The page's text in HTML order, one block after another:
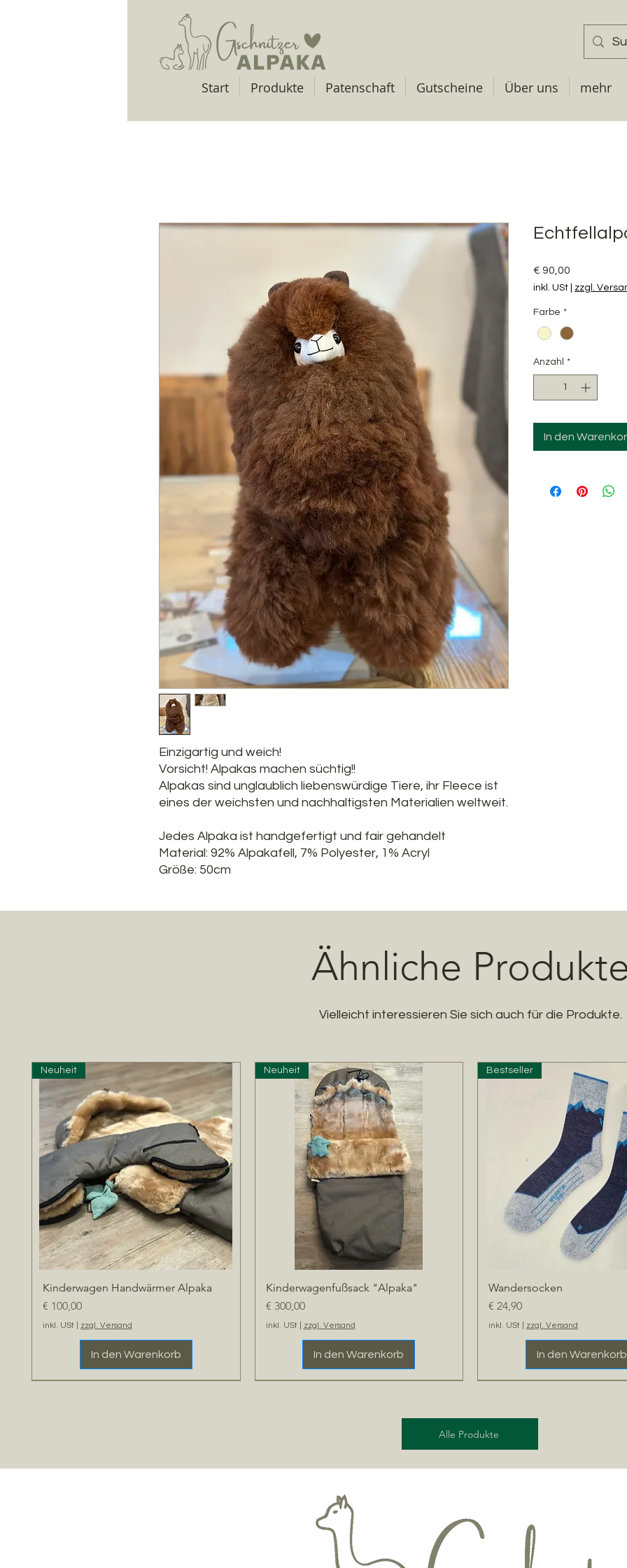
Start Produkte Patenschaft Gutscheine Über uns mehr
Einzigartig und weich!
Vorsicht! Alpakas machen süchtig!!
Alpakas sind unglaublich liebenswürdige Tiere, ihr Fleece ist
eines der weichsten und nachhaltigsten Materialien weltweit.
Jedes Alpaka ist handgefertigt und fair gehandelt
Material: 92% Alpakafell, 7% Polyester, 1% Acryl
Größe: 50cm
€ 90,00
inkl. USt zzgl.
Farbe *
Anzahl *
In den
Ähnliche
Vielleicht interessieren Sie sich auch für die Produkte.
Schnellansicht
Neuheit
Kinderwagen Handwärmer Alpaka
Preis
€ 100,00
inkl. USt zzgl. Versand
In den Warenkorb
Schnellansicht
Neuheit
Kinderwagenfußsack "Alpaka"
Preis
€ 300,00
inkl. USt| zzgl. Versand
In den Warenkorb
Schnellansicht
Bestseller
Wandersocken
Preis
€ 24,90
inkl. USt zzgl. Versand
In den Warenkorb
Alle Produkte